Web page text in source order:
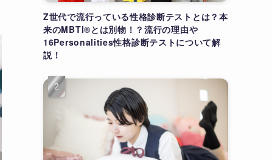
Z世代で流行っている性格診断テストとは？本
来のMBTI®とは別物！？流行の理由や
16Personalities性格診断テストについて解
説！